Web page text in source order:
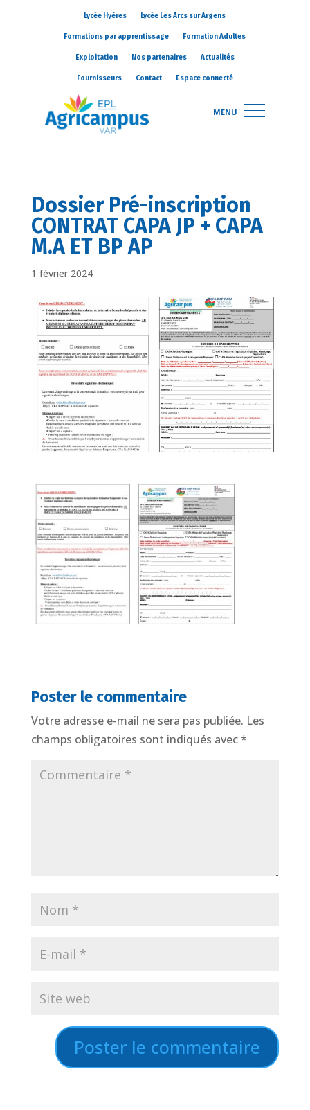
Lycée Hyères Lycée Les Arcs sur Argens
Formations par apprentissage Formation Adultes
Exploitation Nos partenaires Actualités
Fournisseurs Contact Espace connecté
MENU
Dossier Pré-inscription
CONTRAT CAPA JP + CAPA
M.A ET BP AP
1 février 2024
Poster le commentaire
Votre adresse e-mail ne sera pas publiée. Les
champs obligatoires sont indiqués avec*